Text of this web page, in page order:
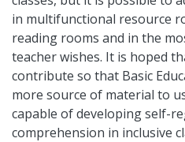
in multifunctional resource
reading rooms and in the
teacher wishes. It is hoped
contribute so that Basic
more source of material to
capable of developing self-
comprehension in inclusive